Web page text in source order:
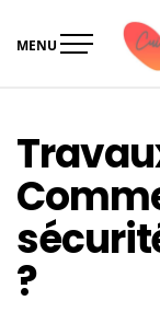
MENU
?